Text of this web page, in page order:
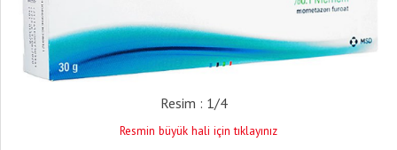
Resim : 1/4
Resmin büyük hali için tıklayınız